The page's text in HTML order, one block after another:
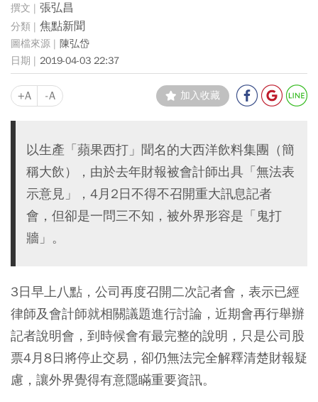
張弘昌
焦點新聞
陳弘岱
2019-04-03 22:37
+A -A 加入收藏
以生產「蘋果西打」聞名的大西洋飲料集團（簡
稱大飲），由於去年財報被會計師出具「無法表
示意見」，4月2日不得不召開重大訊息記者
會，但卻是一問三不知，被外界形容是「鬼打
牆」。
3日早上八點，公司再度召開二次記者會，表示已經
律師及會計師就相關議題進行討論，近期會再行舉辦
記者說明會，到時候會有最完整的說明，只是公司股
票4月8日將停止交易，卻仍無法完全解釋清楚財報疑
慮，讓外界覺得有意隱瞞重要資訊。